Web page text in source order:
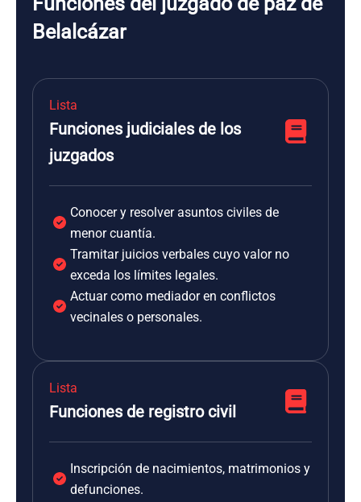
Belalcázar
Lista
Funciones judiciales de los
juzgados
Conocer y resolver asuntos civiles de
menor cuantía.
Tramitar juicios verbales cuyo valor no
exceda los límites legales.
Actuar como mediador en conflictos
vecinales o personales.
Lista
Funciones de registro civil
Inscripción de nacimientos, matrimonios y
defunciones.